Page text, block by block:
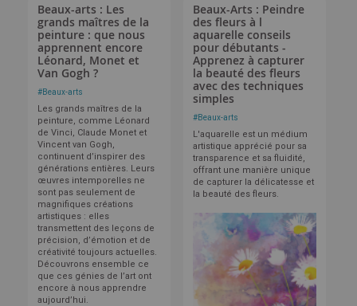
Beaux-arts : Les
grands maîtres de la
peinture : que nous
apprennent encore
Léonard, Monet et
Van Gogh ?
#Beaux-arts
Les grands maîtres de la
peinture, comme Léonard
de Vinci, Claude Monet et
Vincent van Gogh,
continuent d’inspirer des
générations entières. Leurs
œuvres intemporelles ne
sont pas seulement de
magnifiques créations
artistiques : elles
transmettent des leçons de
précision, d’émotion et de
créativité toujours actuelles.
Découvrons ensemble ce
que ces génies de l’art ont
encore à nous apprendre
aujourd’hui.
Beaux-Arts : Peindre
des fleurs à l
aquarelle conseils
pour débutants -
Apprenez à capturer
la beauté des fleurs
avec des techniques
simples
#Beaux-arts
L'aquarelle est un médium
artistique apprécié pour sa
transparence et sa fluidité,
offrant une manière unique
de capturer la délicatesse et
la beauté des fleurs.